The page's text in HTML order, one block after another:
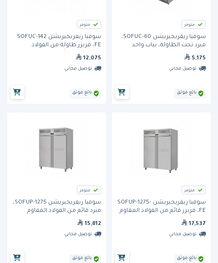
متوفر
سوفيا ريفريجيريشن SOFUC-60،
مبرد تحت الطاولة، بباب واحد
5,175
توصيل مجاني
بائع موثق
متوفر
سوفيا ريفريجيريشن SOFUC-142
FE، فريزر طاولة من الفولاذ
المقاوم للصدأ، ببابين
12,075
توصيل مجاني
بائع موثق
متوفر
سوفيا ريفريجيريشن SOFUP-1275-
FE، فريزر قائم من الفولاذ المقاوم
للصدأ، ببابين
17,537
توصيل مجاني
بائع موثق
متوفر
سوفيا ريفريجيريشن SOFUP-1275،
مبرد قائم من الفولاذ المقاوم
للصدأ، ببابين
15,812
توصيل مجاني
بائع موثق